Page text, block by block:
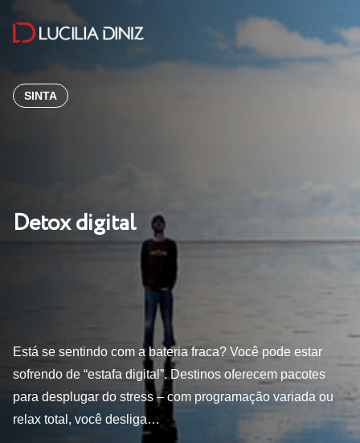
SINTA
Detox digital
Está se sentindo com a bateria fraca? Você pode estar
sofrendo de “estafa digital”. Destinos oferecem pacotes
para desplugar do stress – com programação variada ou
relax total, você desliga…